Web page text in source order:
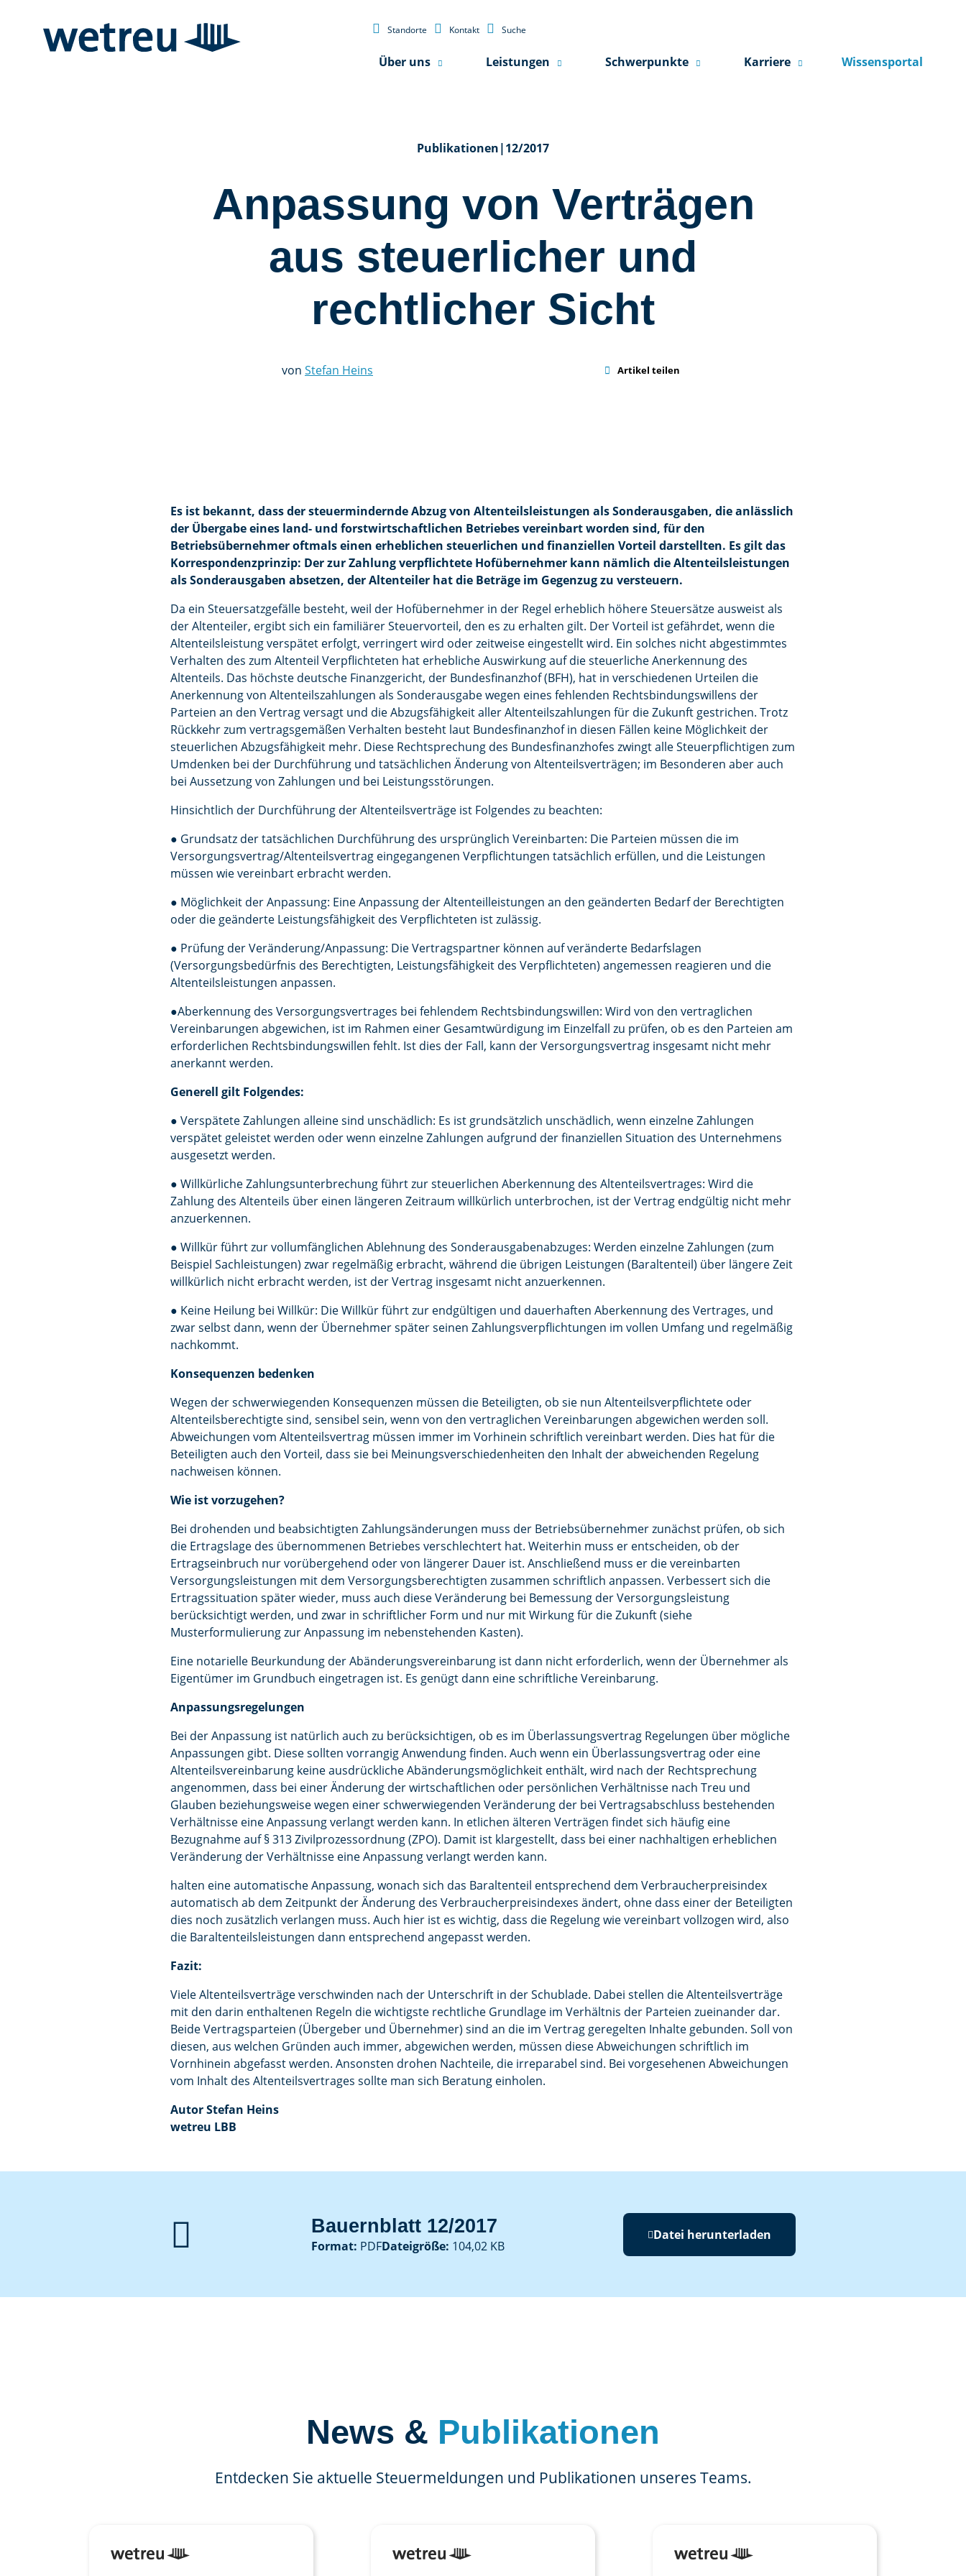
 Standorte  Kontakt  Suche
Über uns Leistungen Schwerpunkte Karriere Wissensportal
Publikationen|12/2017
Anpassung von Verträgen
aus steuerlicher und
rechtlicher Sicht
von Stefan Heins  Artikel teilen
Es ist bekannt, dass der steuermindernde Abzug von Altenteilsleistungen als Sonderausgaben, die anlässlich
der Übergabe eines land- und forstwirtschaftlichen Betriebes vereinbart worden sind, für den
Betriebsübernehmer oftmals einen erheblichen steuerlichen und finanziellen Vorteil darstellten. Es gilt das
Korrespondenzprinzip: Der zur Zahlung verpflichtete Hofübernehmer kann nämlich die Altenteilsleistungen
als Sonderausgaben absetzen, der Altenteiler hat die Beträge im Gegenzug zu versteuern.
Da ein Steuersatzgefälle besteht, weil der Hofübernehmer in der Regel erheblich höhere Steuersätze ausweist als
der Altenteiler, ergibt sich ein familiärer Steuervorteil, den es zu erhalten gilt. Der Vorteil ist gefährdet, wenn die
Altenteilsleistung verspätet erfolgt, verringert wird oder zeitweise eingestellt wird. Ein solches nicht abgestimmtes
Verhalten des zum Altenteil Verpflichteten hat erhebliche Auswirkung auf die steuerliche Anerkennung des
Altenteils. Das höchste deutsche Finanzgericht, der Bundesfinanzhof (BFH), hat in verschiedenen Urteilen die
Anerkennung von Altenteilszahlungen als Sonderausgabe wegen eines fehlenden Rechtsbindungswillens der
Parteien an den Vertrag versagt und die Abzugsfähigkeit aller Altenteilszahlungen für die Zukunft gestrichen. Trotz
Rückkehr zum vertragsgemäßen Verhalten besteht laut Bundesfinanzhof in diesen Fällen keine Möglichkeit der
steuerlichen Abzugsfähigkeit mehr. Diese Rechtsprechung des Bundesfinanzhofes zwingt alle Steuerpflichtigen zum
Umdenken bei der Durchführung und tatsächlichen Änderung von Altenteilsverträgen; im Besonderen aber auch
bei Aussetzung von Zahlungen und bei Leistungsstörungen.
Hinsichtlich der Durchführung der Altenteilsverträge ist Folgendes zu beachten:
● Grundsatz der tatsächlichen Durchführung des ursprünglich Vereinbarten: Die Parteien müssen die im
Versorgungsvertrag/Altenteilsvertrag eingegangenen Verpflichtungen tatsächlich erfüllen, und die Leistungen
müssen wie vereinbart erbracht werden.
● Möglichkeit der Anpassung: Eine Anpassung der Altenteilleistungen an den geänderten Bedarf der Berechtigten
oder die geänderte Leistungsfähigkeit des Verpflichteten ist zulässig.
● Prüfung der Veränderung/Anpassung: Die Vertragspartner können auf veränderte Bedarfslagen
(Versorgungsbedürfnis des Berechtigten, Leistungsfähigkeit des Verpflichteten) angemessen reagieren und die
Altenteilsleistungen anpassen.
●Aberkennung des Versorgungsvertrages bei fehlendem Rechtsbindungswillen: Wird von den vertraglichen
Vereinbarungen abgewichen, ist im Rahmen einer Gesamtwürdigung im Einzelfall zu prüfen, ob es den Parteien am
erforderlichen Rechtsbindungswillen fehlt. Ist dies der Fall, kann der Versorgungsvertrag insgesamt nicht mehr
anerkannt werden.
Generell gilt Folgendes:
● Verspätete Zahlungen alleine sind unschädlich: Es ist grundsätzlich unschädlich, wenn einzelne Zahlungen
verspätet geleistet werden oder wenn einzelne Zahlungen aufgrund der finanziellen Situation des Unternehmens
ausgesetzt werden.
● Willkürliche Zahlungsunterbrechung führt zur steuerlichen Aberkennung des Altenteilsvertrages: Wird die
Zahlung des Altenteils über einen längeren Zeitraum willkürlich unterbrochen, ist der Vertrag endgültig nicht mehr
anzuerkennen.
● Willkür führt zur vollumfänglichen Ablehnung des Sonderausgabenabzuges: Werden einzelne Zahlungen (zum
Beispiel Sachleistungen) zwar regelmäßig erbracht, während die übrigen Leistungen (Baraltenteil) über längere Zeit
willkürlich nicht erbracht werden, ist der Vertrag insgesamt nicht anzuerkennen.
● Keine Heilung bei Willkür: Die Willkür führt zur endgültigen und dauerhaften Aberkennung des Vertrages, und
zwar selbst dann, wenn der Übernehmer später seinen Zahlungsverpflichtungen im vollen Umfang und regelmäßig
nachkommt.
Konsequenzen bedenken
Wegen der schwerwiegenden Konsequenzen müssen die Beteiligten, ob sie nun Altenteilsverpflichtete oder
Altenteilsberechtigte sind, sensibel sein, wenn von den vertraglichen Vereinbarungen abgewichen werden soll.
Abweichungen vom Altenteilsvertrag müssen immer im Vorhinein schriftlich vereinbart werden. Dies hat für die
Beteiligten auch den Vorteil, dass sie bei Meinungsverschiedenheiten den Inhalt der abweichenden Regelung
nachweisen können.
Wie ist vorzugehen?
Bei drohenden und beabsichtigten Zahlungsänderungen muss der Betriebsübernehmer zunächst prüfen, ob sich
die Ertragslage des übernommenen Betriebes verschlechtert hat. Weiterhin muss er entscheiden, ob der
Ertragseinbruch nur vorübergehend oder von längerer Dauer ist. Anschließend muss er die vereinbarten
Versorgungsleistungen mit dem Versorgungsberechtigten zusammen schriftlich anpassen. Verbessert sich die
Ertragssituation später wieder, muss auch diese Veränderung bei Bemessung der Versorgungsleistung
berücksichtigt werden, und zwar in schriftlicher Form und nur mit Wirkung für die Zukunft (siehe
Musterformulierung zur Anpassung im nebenstehenden Kasten).
Eine notarielle Beurkundung der Abänderungsvereinbarung ist dann nicht erforderlich, wenn der Übernehmer als
Eigentümer im Grundbuch eingetragen ist. Es genügt dann eine schriftliche Vereinbarung.
Anpassungsregelungen
Bei der Anpassung ist natürlich auch zu berücksichtigen, ob es im Überlassungsvertrag Regelungen über mögliche
Anpassungen gibt. Diese sollten vorrangig Anwendung finden. Auch wenn ein Überlassungsvertrag oder eine
Altenteilsvereinbarung keine ausdrückliche Abänderungsmöglichkeit enthält, wird nach der Rechtsprechung
angenommen, dass bei einer Änderung der wirtschaftlichen oder persönlichen Verhältnisse nach Treu und
Glauben beziehungsweise wegen einer schwerwiegenden Veränderung der bei Vertragsabschluss bestehenden
Verhältnisse eine Anpassung verlangt werden kann. In etlichen älteren Verträgen findet sich häufig eine
Bezugnahme auf § 313 Zivilprozessordnung (ZPO). Damit ist klargestellt, dass bei einer nachhaltigen erheblichen
Veränderung der Verhältnisse eine Anpassung verlangt werden kann.
halten eine automatische Anpassung, wonach sich das Baraltenteil entsprechend dem Verbraucherpreisindex
automatisch ab dem Zeitpunkt der Änderung des Verbraucherpreisindexes ändert, ohne dass einer der Beteiligten
dies noch zusätzlich verlangen muss. Auch hier ist es wichtig, dass die Regelung wie vereinbart vollzogen wird, also
die Baraltenteilsleistungen dann entsprechend angepasst werden.
Fazit:
Viele Altenteilsverträge verschwinden nach der Unterschrift in der Schublade. Dabei stellen die Altenteilsverträge
mit den darin enthaltenen Regeln die wichtigste rechtliche Grundlage im Verhältnis der Parteien zueinander dar.
Beide Vertragsparteien (Übergeber und Übernehmer) sind an die im Vertrag geregelten Inhalte gebunden. Soll von
diesen, aus welchen Gründen auch immer, abgewichen werden, müssen diese Abweichungen schriftlich im
Vornhinein abgefasst werden. Ansonsten drohen Nachteile, die irreparabel sind. Bei vorgesehenen Abweichungen
vom Inhalt des Altenteilsvertrages sollte man sich Beratung einholen.
Autor Stefan Heins
wetreu LBB
 Bauernblatt 12/2017
Format: PDFDateigröße: 104,02 KB
Datei herunterladen
News & Publikationen
Entdecken Sie aktuelle Steuermeldungen und Publikationen unseres Teams.